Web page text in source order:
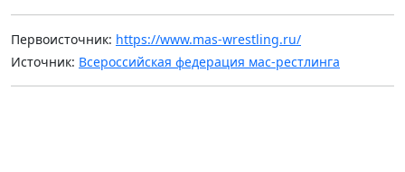
Первоисточник: https://www.mas-wrestling.ru/
Источник: Всероссийская федерация мас-рестлинга